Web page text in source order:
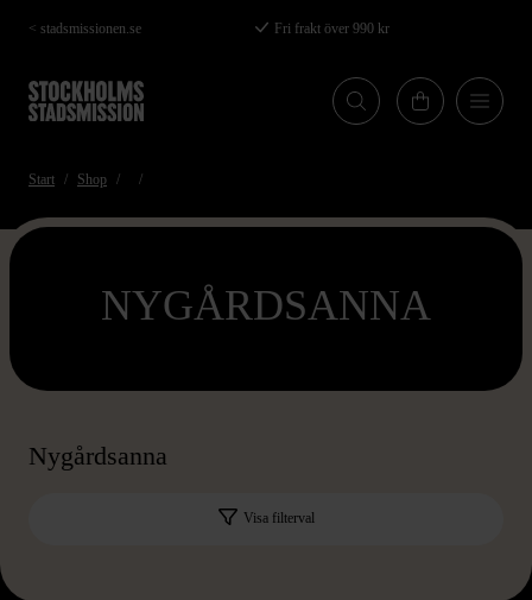
Hoppa
till
huvudinnehåll
< stadsmissionen.se Fri frakt över 990 kr
Start Shop
NYGÅRDSANNA
Nygårdsanna
Visa filterval